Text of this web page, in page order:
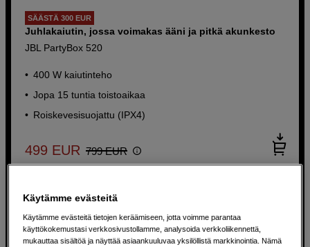
Langattomat over-ear-kuulokkeet
aktiivisella melunvaimennuksella ja Hi-
JBL Tour One M3 Black
70 tunnin akunkesto
Spatial 360 -ääni pään liikkeen
Sisäänrakennettu DAC häviöttömälle
äänelle
249 EUR
SÄÄSTÄ 300 EUR
Juhlakaiutin, jossa voimakas ääni ja pitkä akunkesto
JBL PartyBox 520
400 W kaiutinteho
Jopa 15 tuntia toistoaikaa
Roiskevesisuojattu (IPX4)
499 EUR 799 EUR
Käytämme evästeitä
Käytämme evästeitä tietojen keräämiseen, jotta voimme parantaa
käyttökokemustasi verkkosivustollamme, analysoida verkkoliikennettä,
mukauttaa sisältöä ja näyttää asiaankuuluvaa yksilöllistä markkinointia. Nämä